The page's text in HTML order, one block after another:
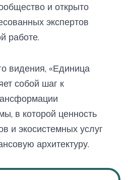
и открыто
экспертов
работе.
видения, «Единица
собой шаг к
в которой ценность
и экосистемных услуг
архитектуру.